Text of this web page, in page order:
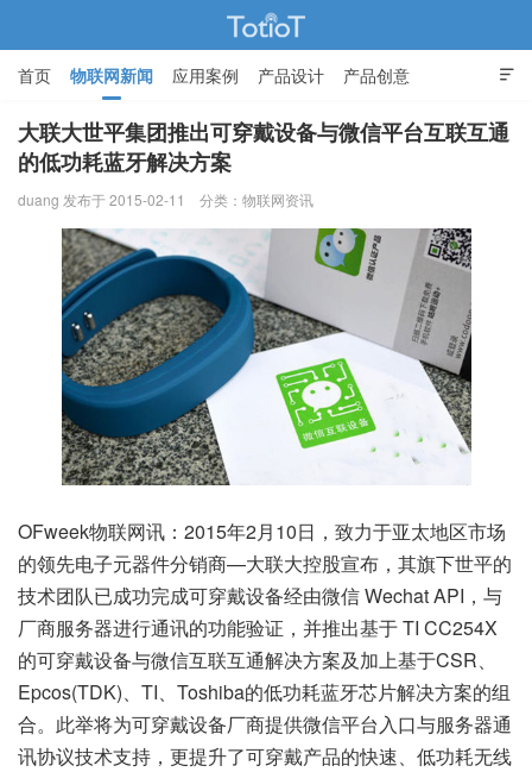
物联网的那些事 - Totiot

首页 物联网新闻 应用案例 产品设计 产品创意
智能家居
大联大世平集团推出可穿戴设备与微信平台互联互通
的低功耗蓝牙解决方案
duang 发布于 2015-02-11 分类： 物联网资讯
OFweek物联网讯：2015年2月10日，致力于亚太地区市场
的领先电子元器件分销商—大联大控股宣布，其旗下世平的
技术团队已成功完成可穿戴设备经由微信 Wechat API，与
厂商服务器进行通讯的功能验证，并推出基于 TI CC254X
的可穿戴设备与微信互联互通解决方案及加上基于CSR、
Epcos(TDK)、TI、Toshiba的低功耗蓝牙芯片解决方案的组
合。此举将为可穿戴设备厂商提供微信平台入口与服务器通
讯协议技术支持，更提升了可穿戴产品的快速、低功耗无线